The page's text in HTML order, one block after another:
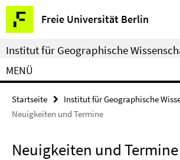
Springe
direkt
zu
Inhalt
Freie Universität Berlin
Service-
Navigation
Institut für Geographische
MENÜ
Startseite
Institut für Geographische
Neuigkeiten und Termine
Neuigkeiten und Termine